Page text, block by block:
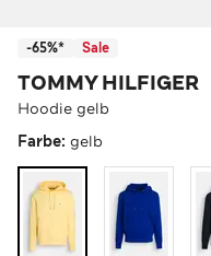
-65%* Sale
TOMMY HILFIGER
Hoodie gelb
Farbe: gelb